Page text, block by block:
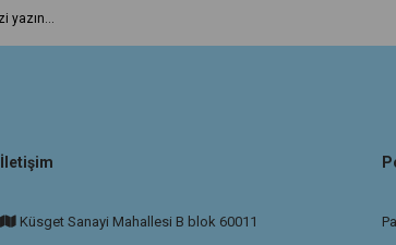
İletişim
Küsget Sanayi Mahallesi B blok 60011